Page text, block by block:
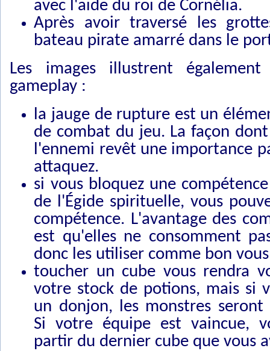
avec l'aide du roi de Cornélia.
Après avoir traversé les
bateau pirate amarré dans le
Les images illustrent
gameplay :
la jauge de rupture est un
de combat du jeu. La façon
l'ennemi revêt une importance
attaquez.
si vous bloquez une
de l'Égide spirituelle, vous
compétence. L'avantage des
est qu'elles ne consomment
donc les utiliser comme bon
toucher un cube vous rendra
votre stock de potions, mais si
un donjon, les monstres seront
Si votre équipe est vaincue,
partir du dernier cube que vous